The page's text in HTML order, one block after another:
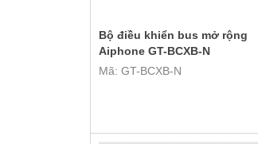
Bộ điều khiển bus mở rộng
Aiphone GT-BCXB-N
Mã: GT-BCXB-N